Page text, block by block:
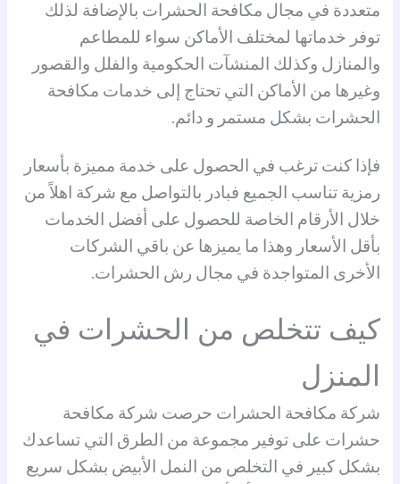
متعددة في مجال مكافحة الحشرات بالإضافة لذلك
توفر خدماتها لمختلف الأماكن سواء للمطاعم
والمنازل وكذلك المنشآت الحكومية والفلل والقصور
وغيرها من الأماكن التي تحتاج إلى خدمات مكافحة
الحشرات بشكل مستمر و دائم.
فإذا كنت ترغب في الحصول على خدمة مميزة بأسعار
رمزية تناسب الجميع فبادر بالتواصل مع شركة اهلاً من
خلال الأرقام الخاصة للحصول على أفضل الخدمات
بأقل الأسعار وهذا ما يميزها عن باقي الشركات
الأخرى المتواجدة في مجال رش الحشرات.
كيف تتخلص من الحشرات في
المنزل
شركة مكافحة الحشرات حرصت شركة مكافحة
حشرات على توفير مجموعة من الطرق التي تساعدك
بشكل كبير في التخلص من النمل الأبيض بشكل سريع